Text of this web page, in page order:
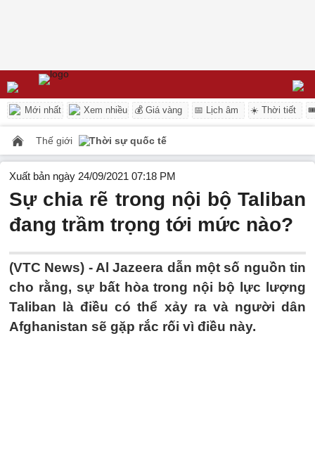
Mới nhất Xem nhiều 💰 Giá vàng 📅 Lịch âm ☀️ Thời tiết
Thế giới Thời sự quốc tế
Xuất bản ngày 24/09/2021 07:18 PM
Sự chia rẽ trong nội bộ Taliban
đang trầm trọng tới mức nào?
(VTC News) - Al Jazeera dẫn một số nguồn tin
cho rằng, sự bất hòa trong nội bộ lực lượng
Taliban là điều có thể xảy ra và người dân
Afghanistan sẽ gặp rắc rối vì điều này.